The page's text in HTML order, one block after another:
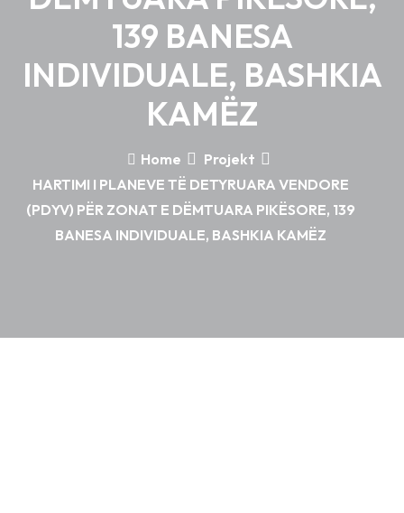
139 BANESA
INDIVIDUALE, BASHKIA
KAMËZ
Home
Projekt
HARTIMI I PLANEVE TË DETYRUARA VENDORE
(PDYV) PËR ZONAT E DËMTUARA PIKËSORE, 139
BANESA INDIVIDUALE, BASHKIA KAMËZ